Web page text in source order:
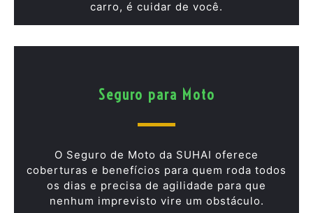
carro, é cuidar de você.
Seguro para Moto
O Seguro de Moto da SUHAI oferece
coberturas e benefícios para quem roda todos
os dias e precisa de agilidade para que
nenhum imprevisto vire um obstáculo.